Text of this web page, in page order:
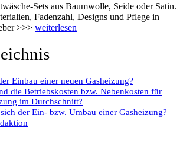
Sets aus Baumwolle, Seide oder Satin.
Fadenzahl, Designs und Pflege in
>>> weiterlesen
Einbau einer neuen Gasheizung?
die Betriebskosten bzw. Nebenkosten für
im Durchschnitt?
der Ein- bzw. Umbau einer Gasheizung?